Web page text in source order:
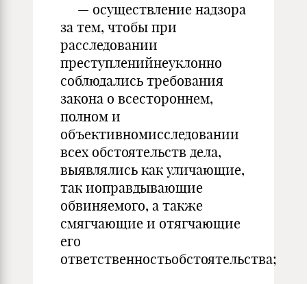
— осуществление надзора
за тем, чтобы при
расследовании
преступленийнеуклонно
соблюдались требования
закона о всестороннем,
полном и
объективномисследовании
всех обстоятельств дела,
выявлялись как уличающие,
так иоправдывающие
обвиняемого, а также
смягчающие и отягчающие
его
ответственностьобстоятельства;